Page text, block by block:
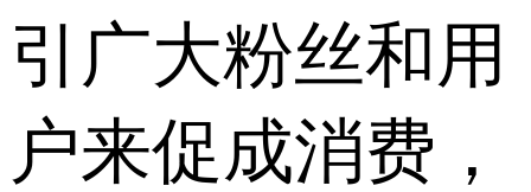
引广大粉丝和用
户来促成消费，